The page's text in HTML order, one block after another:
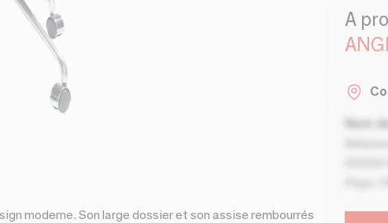
moderne. Son large dossier et son assise rembourrés
A
Nom